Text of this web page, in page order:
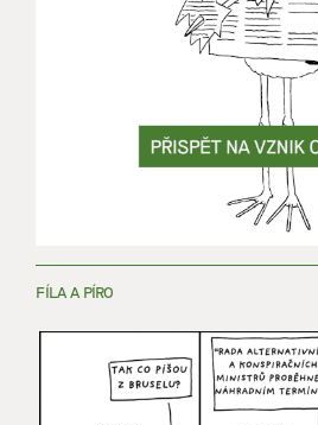
FÍLA A PÍRO